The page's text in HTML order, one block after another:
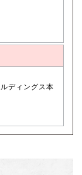
ディングス本